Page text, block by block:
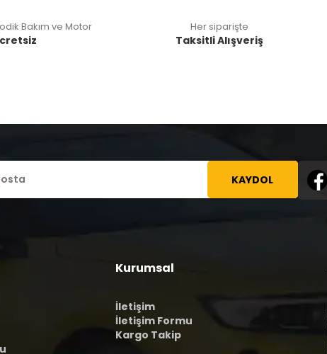
Bakım ve Motor Her siparişte
Taksitli Alışveriş
KAYDOL
Kurumsal
İletişim
İletişim Formu
Kargo Takip